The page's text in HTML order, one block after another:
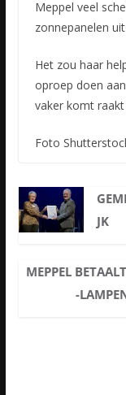
Meppel veel
zonnepanelen
Het zou haar
oproep doen
vaker komt
Foto
JK
MEPPEL
-